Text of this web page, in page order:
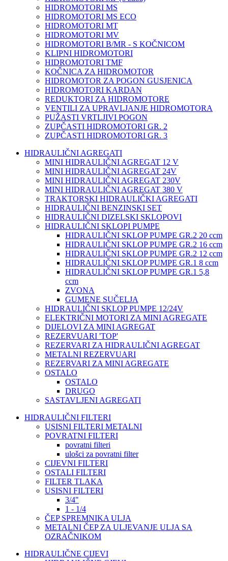
HIDROMOTORI MS
HIDROMOTORI MS ECO
HIDROMOTORI MT
HIDROMOTORI MV
HIDROMOTORI B/MR - S KOČNICOM
KLIPNI HIDROMOTORI
HIDROMOTORI TMF
KOČNICA ZA HIDROMOTOR
HIDROMOTOR ZA POGON GUSJENICA
HIDROMOTORI KARDAN
REDUKTORI ZA HIDROMOTORE
VENTILI ZA UPRAVLJANJE HIDROMOTORA
PUŽASTI VRTLJIVI POGON
ZUPČASTI HIDROMOTORI GR. 2
ZUPČASTI HIDROMOTORI GR. 3
HIDRAULIČNI AGREGATI
MINI HIDRAULIČNI AGREGAT 12 V
MINI HIDRAULIČNI AGREGAT 24V
MINI HIDRAULIČNI AGREGAT 230V
MINI HIDRAULIČNI AGREGAT 380 V
TRAKTORSKI HIDRAULIČKI AGREGATI
HIDRAULIČNI BENZINSKI SET
HIDRAULIČNI DIZELSKI SKLOPOVI
HIDRAULIČNI SKLOPI PUMPE
HIDRAULIČNI SKLOP PUMPE GR.2 20 ccm
HIDRAULIČNI SKLOP PUMPE GR.2 16 ccm
HIDRAULIČNI SKLOP PUMPE GR.2 12 ccm
HIDRAULIČNI SKLOP PUMPE GR.1 8 ccm
HIDRAULIČNI SKLOP PUMPE GR.1 5,8
ccm
ZVONA
GUMENE SUČELJA
HIDRAULIČNI SKLOP PUMPE 12/24V
ELEKTRIČNI MOTORI ZA MINI AGREGATE
DIJELOVI ZA MINI AGREGAT
REZERVUARI 'TOP'
REZERVARI ZA HIDRAULIČNI AGREGAT
METALNI REZERVUARI
REZERVARI ZA MINI AGREGATE
OSTALO
OSTALO
DRUGO
SASTAVLJENI AGREGATI
HIDRAULIČNI FILTERI
USISNI FILTERI METALNI
POVRATNI FILTERI
povratni filteri
ulošci za povratni filter
CIJEVNI FILTERI
OSTALI FILTERI
FILTER TLAKA
USISNI FILTERI
3/4"
1 - 1/4
ČEP SPREMNIKA ULJA
METALNI ČEP ZA ULJEVANJE ULJA SA
OZRAČNIKOM
HIDRAULIČNE CIJEVI